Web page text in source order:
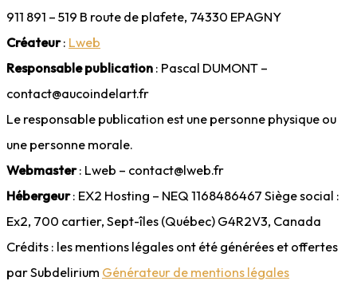
911 891 – 519 B route de plafete, 74330 EPAGNY
Créateur: Lweb
Responsable publication : Pascal DUMONT –
contact@aucoindelart.fr
Le responsable publication est une personne physique ou
une personne morale.
Webmaster: Lweb – contact@lweb.fr
Hébergeur: EX2 Hosting – NEQ 1168486467 Siège social :
Ex2, 700 cartier, Sept-îles (Québec) G4R2V3, Canada
Crédits : les mentions légales ont été générées et offertes
par Subdelirium Générateur de mentions légales